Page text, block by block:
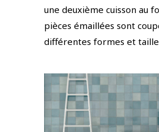
une deuxième cuisson au
pièces émaillées sont
différentes formes et